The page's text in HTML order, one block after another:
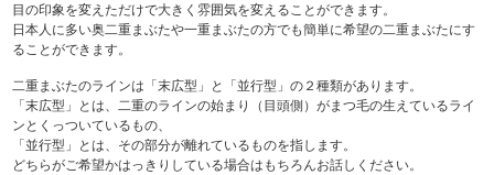
目の印象を変えただけで大きく雰囲気を変えることができます。
日本人に多い奥二重まぶたや一重まぶたの方でも簡単に希望の二重まぶたにす
ることができます。
二重まぶたのラインは「末広型」と「並行型」の２種類があります。
「末広型」とは、二重のラインの始まり（目頭側）がまつ毛の生えているライ
ンとくっついているもの、
「並行型」とは、その部分が離れているものを指します。
どちらがご希望かはっきりしている場合はもちろんお話しください。